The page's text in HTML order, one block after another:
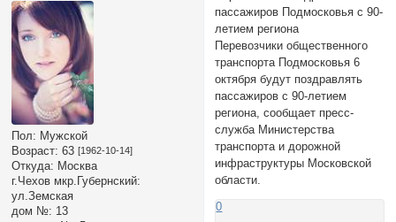
Пол: Мужской
Возраст: 63 [1962-10-14]
Откуда: Москва
г.Чехов мкр.Губернский:
ул.Земская
дом №: 13
пассажиров Подмосковья с 90-
летием региона
Перевозчики общественного
транспорта Подмосковья 6
октября будут поздравлять
пассажиров с 90-летием
региона, сообщает пресс-
служба Министерства
транспорта и дорожной
инфраструктуры Московской
области.
0